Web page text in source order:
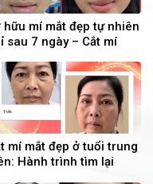
hữu mí mắt đẹp tự nhiên
sau 7 ngày – Cắt mí
mí mắt đẹp ở tuổi trung
Hành trình tìm lại